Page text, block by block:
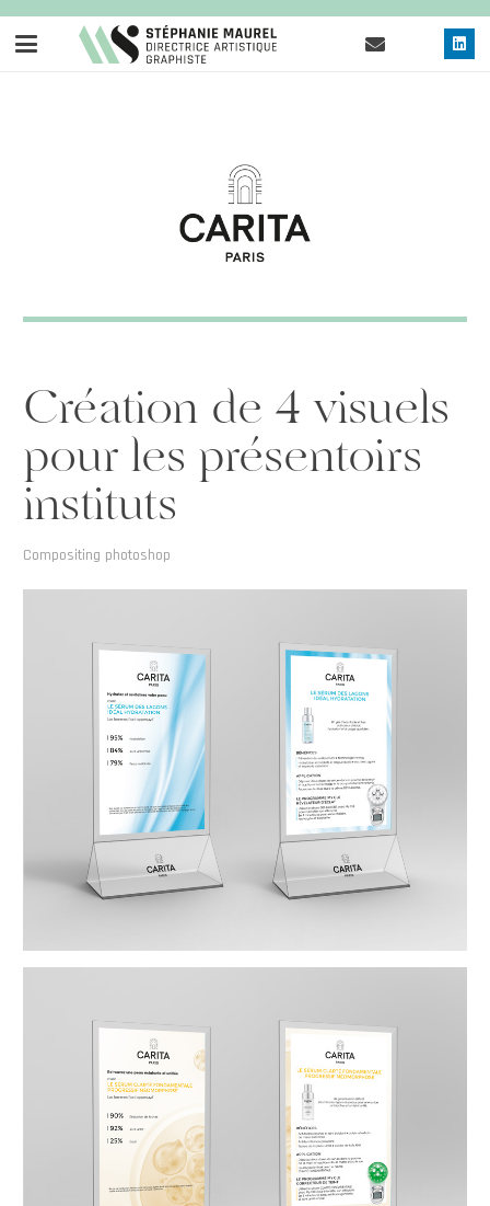
Création de 4 visuels
pour les présentoirs
instituts
Compositing photoshop